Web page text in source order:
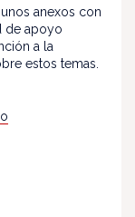
anexos con
de apoyo
a la
estos temas.